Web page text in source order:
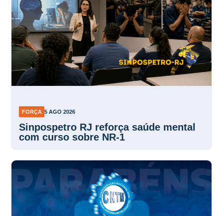
FORÇA 5 AGO 2026
Sinpospetro RJ reforça saúde mental
com curso sobre NR-1